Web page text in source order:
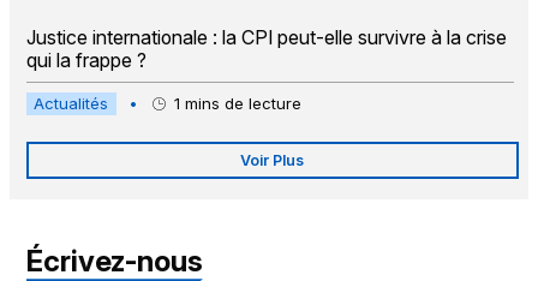
Justice internationale : la CPI peut-elle survivre à la crise
qui la frappe ?
Actualités • 1 mins de lecture
Voir Plus
Écrivez-nous